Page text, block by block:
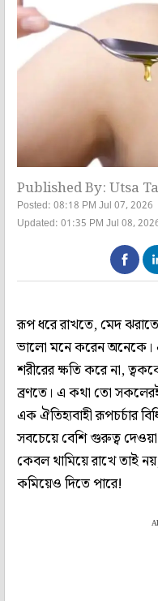
Published By: Utsa
Posted: 08:18 PM Jul 07, 2026
Updated: 01:35 PM Jul 08,
রূপ ধরে রাখতে, মেদ
ভালো মনে করেন অনেকে।
শরীরের ক্ষতি করে না,
ব্রণতে। এ কথা তো
এক ঐতিহ্যবাহী রূপচর্চার
সবচেয়ে বেশি গুরুত্ব
কেবল থামিয়ে রাখে তাই
কমিয়েও দিতে পারে!